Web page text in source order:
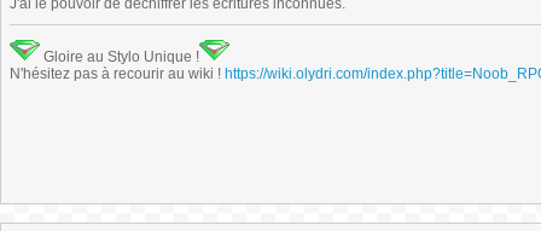
J'ai le pouvoir de déchiffrer les écritures inconnues.
Gloire au Stylo Unique !
N'hésitez pas à recourir au wiki ! https://wiki.olydri.com/